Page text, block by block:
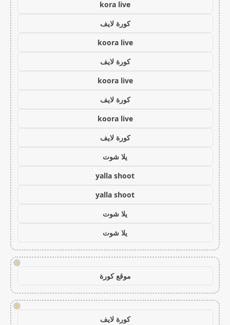
kora live
كورة لايف
koora live
كورة لايف
koora live
كورة لايف
koora live
كورة لايف
يلا شوت
yalla shoot
yalla shoot
يلا شوت
يلا شوت
!
موقع كورة
!
كورة لايف